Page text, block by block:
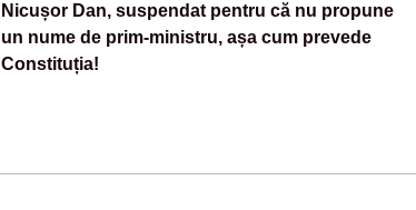
Nicușor Dan, suspendat pentru că nu propune
un nume de prim-ministru, așa cum prevede
Constituția!